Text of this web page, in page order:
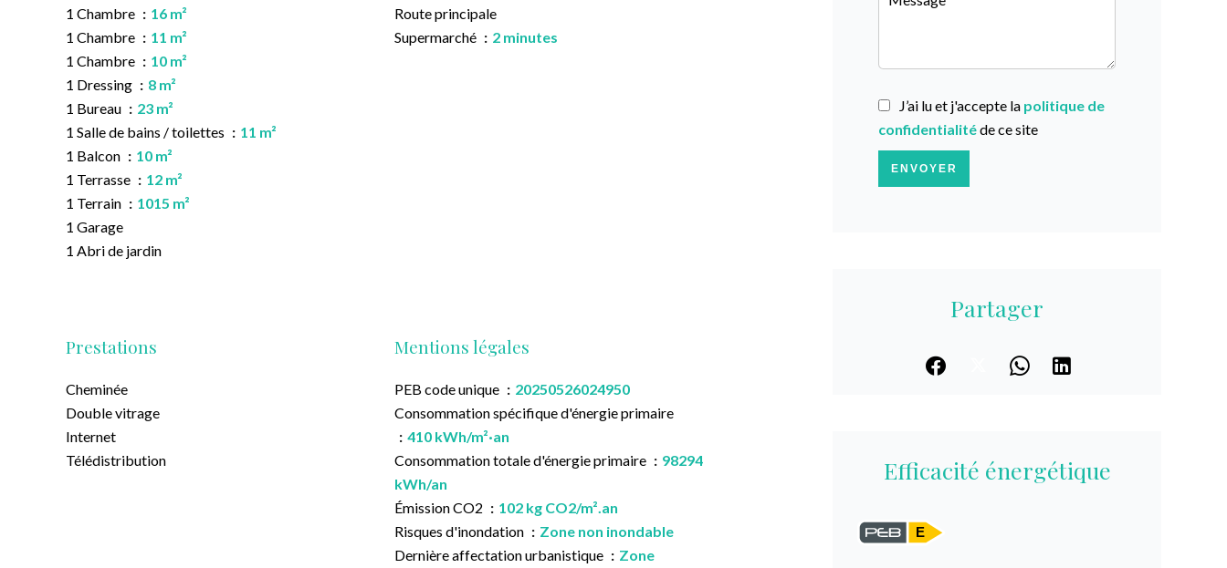
1 Chambre
16 m²
1 Chambre
11 m²
1 Chambre
10 m²
1 Dressing
8 m²
1 Bureau
23 m²
1 Salle de bains / toilettes
11 m²
1 Balcon
10 m²
1 Terrasse
12 m²
1 Terrain
1015 m²
1 Garage
1 Abri de jardin
Route principale
Supermarché
2 minutes
Prestations
Cheminée
Double vitrage
Internet
Télédistribution
Mentions légales
PEB code unique
20250526024950
Consommation spécifique d'énergie primaire
410 kWh/m²·an
Consommation totale d'énergie primaire
98294
kWh/an
Émission CO2
102 kg CO2/m².an
Risques d'inondation
Zone non inondable
Dernière affectation urbanistique
Zone
J’ai lu et j'accepte la politique de
confidentialitéde ce site
ENVOYER
Partager
Efficacité énergétique
E